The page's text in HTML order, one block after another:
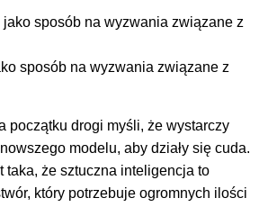
sposób na wyzwania związane z
początku drogi myśli, że wystarczy
modelu, aby działy się cuda.
taka, że sztuczna inteligencja to
który potrzebuje ogromnych ilości